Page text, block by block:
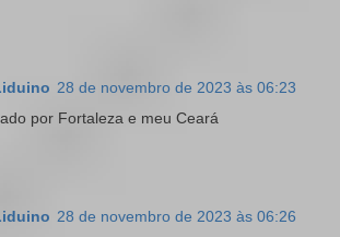
28 de novembro de 2023 às 06:23
por Fortaleza e meu Ceará
28 de novembro de 2023 às 06:26